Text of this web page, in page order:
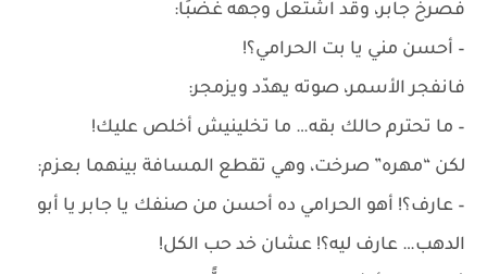
فصرخ جابر، وقد اشتعل وجهه غضبًا:
– أحسن مني يا بت الحرامي؟!
فانفجر الأسمر، صوته يهدّد ويزمجر:
– ما تحترم حالك بقه… ما تخلينيش أخلص عليك!
لكن “مهره” صرخت، وهي تقطع المسافة بينهما بعزم:
– عارف؟! أهو الحرامي ده أحسن من صنفك يا جابر يا أبو
الدهب… عارف ليه؟! عشان خد حب الكل!